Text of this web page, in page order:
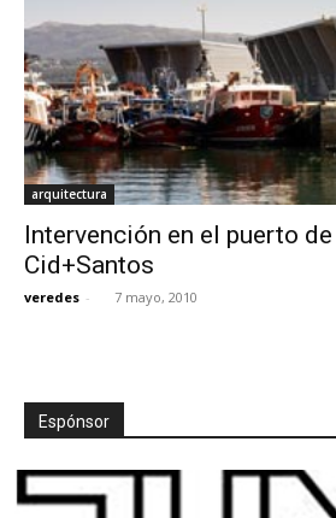
arquitectura
Intervención en el puerto
Cid+Santos
veredes - 7 mayo, 2010
Espónsor